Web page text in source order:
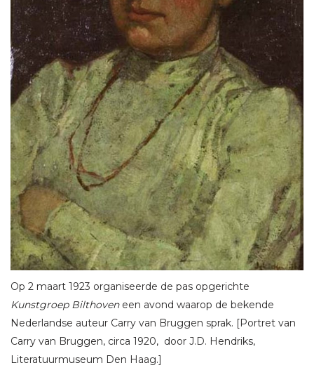
Op 2 maart 1923 organiseerde de pas opgerichte
Kunstgroep Bilthoveneen avond waarop de bekende
Nederlandse auteur Carry van Bruggen sprak. [Portret van
Carry van Bruggen, circa 1920, door J.D. Hendriks,
Literatuurmuseum Den Haag.]